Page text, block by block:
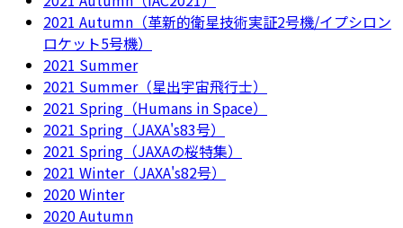
2021 Autumn（革新的衛星技術実証2号機/イプシロン
ロケット5号機）
2021 Summer
2021 Summer（星出宇宙飛行士）
2021 Spring（Humans in Space）
2021 Spring（JAXA's83号）
2021 Spring（JAXAの桜特集）
2021 Winter（JAXA's82号）
2020 Winter
2020 Autumn